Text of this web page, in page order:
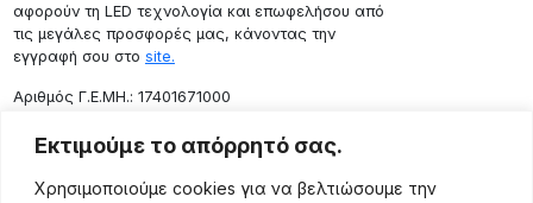
Εκτιμούμε το απόρρητό σας.
Χρησιμοποιούμε cookies για να βελτιώσουμε την
αφορούν τη LED τεχνολογία και επωφελήσου από
τις μεγάλες προσφορές μας, κάνοντας την
εγγραφή σου στο site.
Aριθμός Γ.Ε.ΜΗ.: 17401671000
Επικοινωνία
Ρόδου 133, Αθήνα 10443